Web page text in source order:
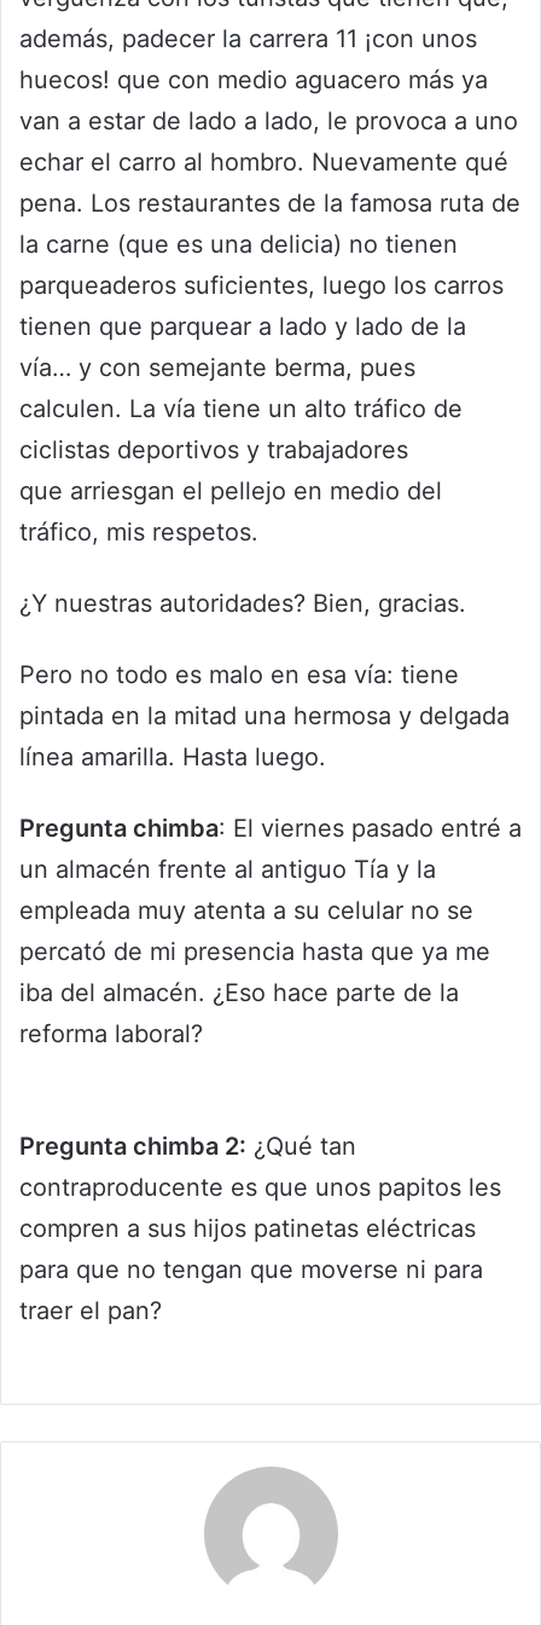
además, padecer la carrera 11 ¡con unos
huecos! que con medio aguacero más ya
van a estar de lado a lado, le provoca a uno
echar el carro al hombro. Nuevamente qué
pena. Los restaurantes de la famosa ruta de
la carne (que es una delicia) no tienen
parqueaderos suficientes, luego los carros
tienen que parquear a lado y lado de la
vía… y con semejante berma, pues
calculen. La vía tiene un alto tráfico de
ciclistas deportivos y trabajadores
que arriesgan el pellejo en medio del
tráfico, mis respetos.
¿Y nuestras autoridades? Bien, gracias.
Pero no todo es malo en esa vía: tiene
pintada en la mitad una hermosa y delgada
línea amarilla. Hasta luego.
Pregunta chimba: El viernes pasado entré a
un almacén frente al antiguo Tía y la
empleada muy atenta a su celular no se
percató de mi presencia hasta que ya me
iba del almacén. ¿Eso hace parte de la
reforma laboral?
Pregunta chimba 2: ¿Qué tan
contraproducente es que unos papitos les
compren a sus hijos patinetas eléctricas
para que no tengan que moverse ni para
traer el pan?